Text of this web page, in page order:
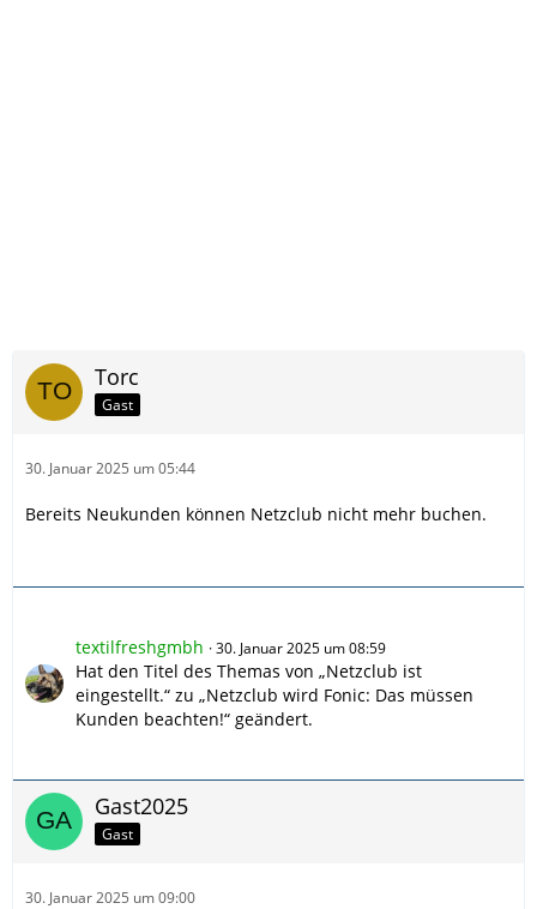
Torc
Gast
30. Januar 2025 um 05:44
Bereits Neukunden können Netzclub nicht mehr buchen.
textilfreshgmbh 30. Januar 2025 um 08:59
Hat den Titel des Themas von „Netzclub ist
eingestellt.“ zu „Netzclub wird Fonic: Das müssen
Kunden beachten!“ geändert.
Gast2025
Gast
30. Januar 2025 um 09:00